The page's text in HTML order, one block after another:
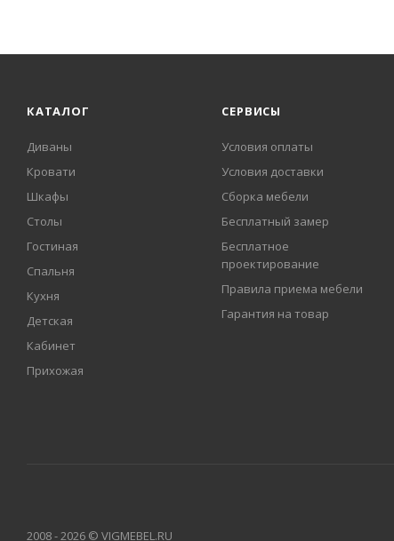
КАТАЛОГ
Диваны
Кровати
Шкафы
Столы
Гостиная
Спальня
Кухня
Детская
Кабинет
Прихожая
СЕРВИСЫ
Условия оплаты
Условия доставки
Сборка мебели
Бесплатный замер
Бесплатное
проектирование
Правила приема мебели
Гарантия на товар
2008 - 2026 © VIGMEBEL.RU